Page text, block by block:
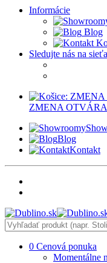
Informácie
Blog
Sledujte nás na
ZMENA
Blog
Kontakt
0 Cenová ponuka
Momentálne